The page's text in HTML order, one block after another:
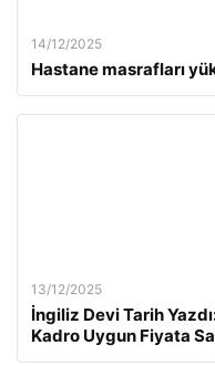
14/12/2025
Hastane masrafları
13/12/2025
İngiliz Devi Tarih
Kadro Uygun Fiyata